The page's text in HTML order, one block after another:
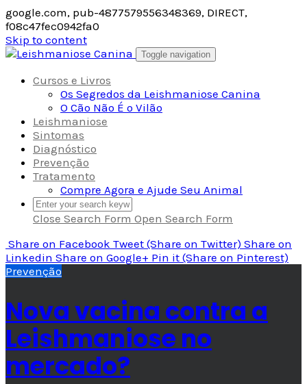
google.com, pub-4877579556348369, DIRECT,
f08c47fec0942fa0
Skip to content
Toggle navigation
Cursos e Livros
Os Segredos da Leishmaniose Canina
O Cão Não É o Vilão
Leishmaniose
Sintomas
Diagnóstico
Prevenção
Tratamento
Compre Agora e Ajude Seu Animal
Close Search Form Open Search Form
Share on Facebook Tweet (Share on Twitter) Share on
Linkedin Share on Google+ Pin it (Share on Pinterest)
Prevenção
Nova vacina contra a
Leishmaniose no
mercado?